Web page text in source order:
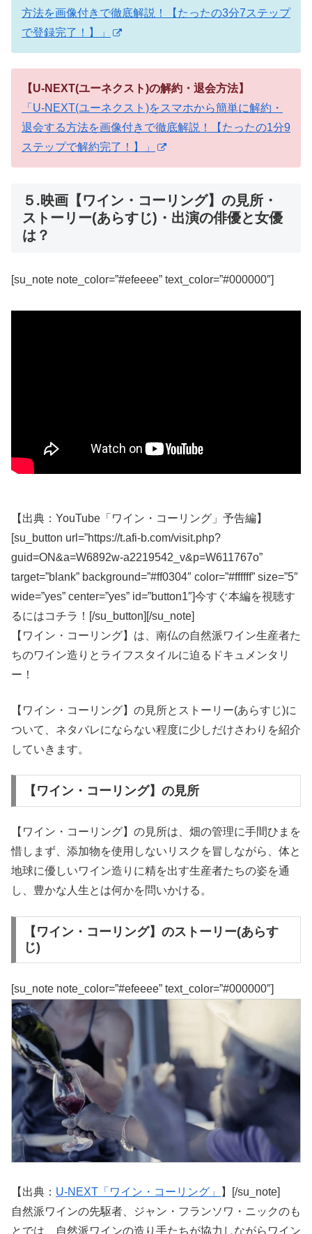
方法を画像付きで徹底解説！【たったの3分7ステップ
で登録完了！】」
【U-NEXT(ユーネクスト)の解約・退会方法】
「U-NEXT(ユーネクスト)をスマホから簡単に解約・
退会する方法を画像付きで徹底解説！【たったの1分9
ステップで解約完了！】」
５.映画【ワイン・コーリング】の見所・
ストーリー(あらすじ)・出演の俳優と女優
は？
[su_note note_color=”#efeeee” text_color=”#000000″]
【出典：YouTube「ワイン・コーリング」予告編】
[su_button url=”https://t.afi-b.com/visit.php?
guid=ON&a=W6892w-a2219542_v&p=W611767o”
target=”blank” background=”#ff0304″ color=”#ffffff” size=”5″
wide=”yes” center=”yes” id=”button1″]今すぐ本編を視聴す
るにはコチラ！[/su_button][/su_note]
【ワイン・コーリング】は、南仏の自然派ワイン生産者た
ちのワイン造りとライフスタイルに迫るドキュメンタリ
ー！
【ワイン・コーリング】の見所とストーリー(あらすじ)に
ついて、ネタバレにならない程度に少しだけさわりを紹介
していきます。
【ワイン・コーリング】の見所
【ワイン・コーリング】の見所は、畑の管理に手間ひまを
惜しまず、添加物を使用しないリスクを冒しながら、体と
地球に優しいワイン造りに精を出す生産者たちの姿を通
し、豊かな人生とは何かを問いかける。
【ワイン・コーリング】のストーリー(あらす
じ)
[su_note note_color=”#efeeee” text_color=”#000000″]
【出典： U-NEXT「ワイン・コーリング」
】[/su_note]
自然派ワインの先駆者、ジャン・フランソワ・ニックのも
とでは、自然派ワインの造り手たちが協力しながらワイン